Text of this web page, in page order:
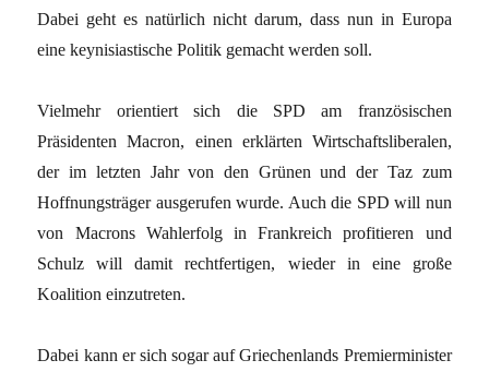
Dabei geht es natürlich nicht darum, dass nun in Europa
eine keynisiastische Politik gemacht werden soll.
Vielmehr orientiert sich die SPD am französischen
Präsidenten Macron, einen erklärten Wirtschaftsliberalen,
der im letzten Jahr von den Grünen und der Taz zum
Hoffnungsträger ausgerufen wurde. Auch die SPD will nun
von Macrons Wahlerfolg in Frankreich profitieren und
Schulz will damit rechtfertigen, wieder in eine große
Koalition einzutreten.
Dabei kann er sich sogar auf Griechenlands Premierminister